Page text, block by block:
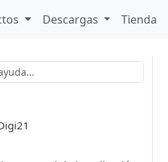
Descargas Tienda